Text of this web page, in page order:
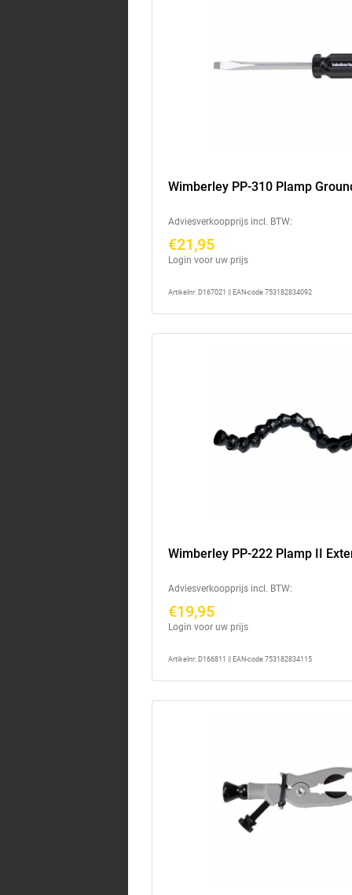
Wimberley PP-310 Plamp
Adviesverkoopprijs incl. BTW:
€21,95
Login voor uw prijs
Artikelnr: D167021 || EAN-code 753182834092
Wimberley PP-222 Plamp II
Adviesverkoopprijs incl. BTW:
€19,95
Login voor uw prijs
Artikelnr: D166811 || EAN-code 753182834115